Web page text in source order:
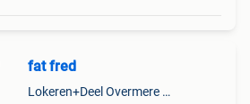
fat fred
Lokeren+Deel Overmere En Zele